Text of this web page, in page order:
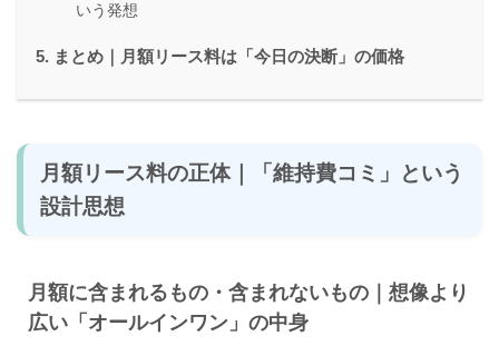
いう発想
まとめ｜月額リース料は「今日の決断」の価格
月額リース料の正体｜「維持費コミ」という
設計思想
月額に含まれるもの・含まれないもの｜想像より
広い「オールインワン」の中身